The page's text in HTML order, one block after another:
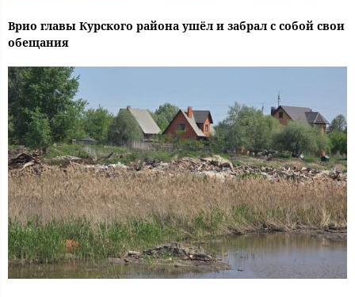
Врио главы Курского района ушёл и забрал с собой свои
обещания